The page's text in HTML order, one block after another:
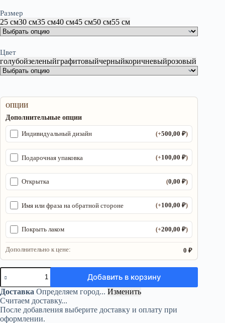
Размер
25 см30 см35 см40 см45 см50 см55 см
Цвет
голубойзеленыйграфитовыйчерныйкоричневыйрозовый
ОПЦИИ
Дополнительные опции
Индивидуальный дизайн (+500,00₽)
Подарочная упаковка (+100,00₽)
Открытка (0,00₽)
Имя или фраза на обратной стороне (+100,00₽)
Покрыть лаком (+200,00₽)
Дополнительно к цене: 0 ₽
Количество
товара
Алтарь
«Змея»
—
магия
Добавить в корзину
Доставка Определяем город... Изменить
Считаем доставку...
После добавления выберите доставку и оплату при
оформлении.